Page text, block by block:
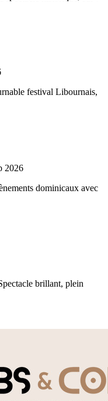
festival Libournais,
2026
dominicaux avec
brillant, plein